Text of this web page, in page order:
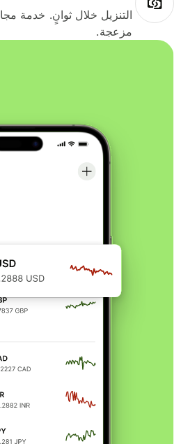
التنزيل خلال ثوانٍ. خدمة
مزعجة.